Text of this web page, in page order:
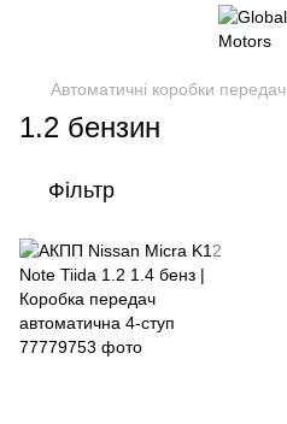
Автоматичні коробки передач
1.2 бензин
Фільтр